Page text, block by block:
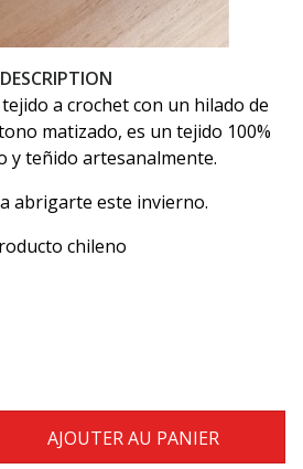
DESCRIPTION
a crochet con un hilado de
matizado, es un tejido 100%
y teñido artesanalmente.
abrigarte este invierno.
chileno